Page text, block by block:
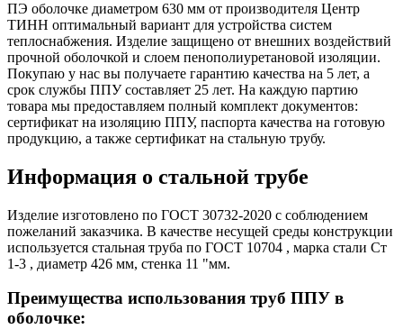
ПЭ оболочке диаметром 630 мм от производителя Центр
ТИНН оптимальный вариант для устройства систем
теплоснабжения. Изделие защищено от внешних воздействий
прочной оболочкой и слоем пенополиуретановой изоляции.
Покупаю у нас вы получаете гарантию качества на 5 лет, а
срок службы ППУ составляет 25 лет. На каждую партию
товара мы предоставляем полный комплект документов:
сертификат на изоляцию ППУ, паспорта качества на готовую
продукцию, а также сертификат на стальную трубу.
Информация о стальной трубе
Изделие изготовлено по ГОСТ 30732-2020 с соблюдением
пожеланий заказчика. В качестве несущей среды конструкции
используется стальная труба по ГОСТ 10704 , марка стали Ст
1-3 , диаметр 426 мм, стенка 11 "мм.
Преимущества использования труб ППУ в
оболочке: